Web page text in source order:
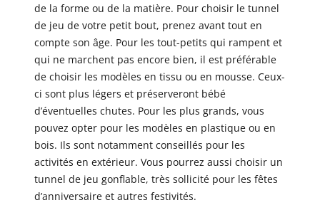
de la forme ou de la matière. Pour choisir le tunnel
de jeu de votre petit bout, prenez avant tout en
compte son âge. Pour les tout-petits qui rampent et
qui ne marchent pas encore bien, il est préférable
de choisir les modèles en tissu ou en mousse. Ceux-
ci sont plus légers et préserveront bébé
d’éventuelles chutes. Pour les plus grands, vous
pouvez opter pour les modèles en plastique ou en
bois. Ils sont notamment conseillés pour les
activités en extérieur. Vous pourrez aussi choisir un
tunnel de jeu gonflable, très sollicité pour les fêtes
d’anniversaire et autres festivités.